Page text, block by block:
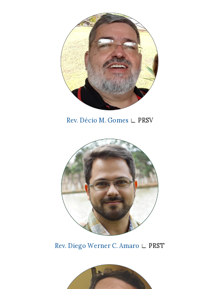
Rev. Décio M. Gomes ∟ PRSV
Rev. Diego Werner C. Amaro ∟ PRST